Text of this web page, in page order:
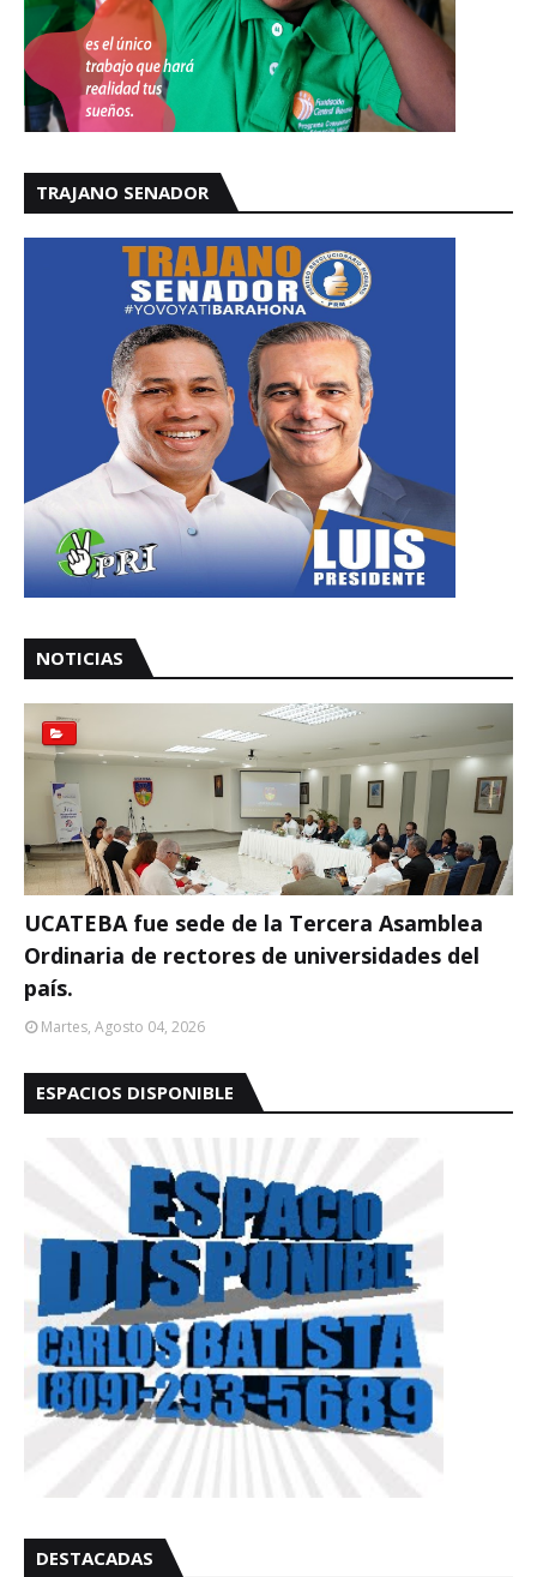
TRAJANO SENADOR
NOTICIAS
UCATEBA fue sede de la Tercera Asamblea
Ordinaria de rectores de universidades del
país.
Martes, Agosto 04, 2026
ESPACIOS DISPONIBLE
DESTACADAS